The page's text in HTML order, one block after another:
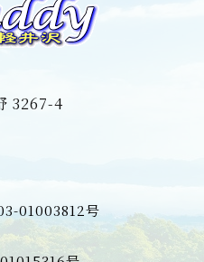
3267-4
01003812号